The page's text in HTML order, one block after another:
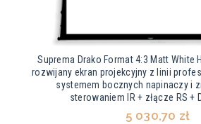
Suprema Drako Format 4:3 Matt White
rozwijany ekran projekcyjny z linii
systemem bocznych napinaczy i
sterowaniem IR + złącze RS +
5 030,70 zł